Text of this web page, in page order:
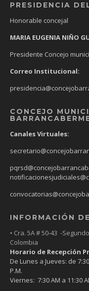
PRESIDENCIA
Honorable concejal
MARIA EUGENIA NIÑO
Presidente Concejo
Correo Institucional:
CONCEJO
Canales Virtuales:
INFORMACIÓN
• Cra. 5A # 50-43 -
Colombia
Horario de Recepción
De Lunes a Jueves: de
P.M.
Viernes: 7:30 AM a 11:30